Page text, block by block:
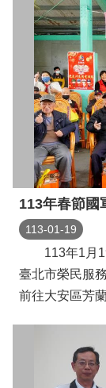
113年春節國
113-01-19
113年1月19
臺北市榮民服
前往大安區芳